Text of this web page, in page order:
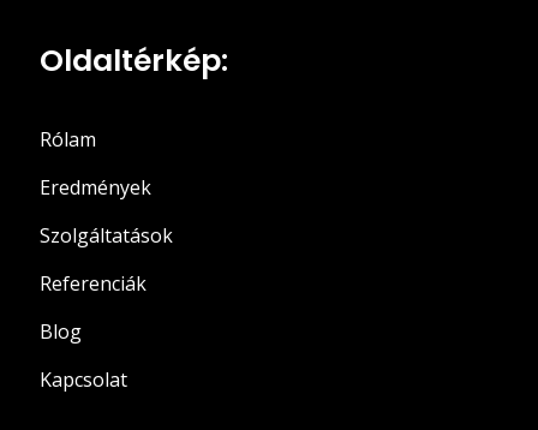
Oldaltérkép:
Rólam
Eredmények
Szolgáltatások
Referenciák
Blog
Kapcsolat